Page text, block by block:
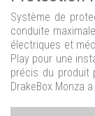
Système de
conduite
électriques et
Play pour une
précis du produit
DrakeBox Monza